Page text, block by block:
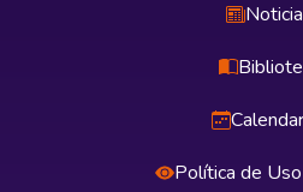
Política de